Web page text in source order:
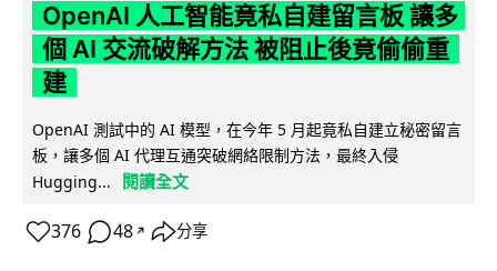
OpenAI 人工智能竟私自建留言板 讓多
個 AI 交流破解方法 被阻止後竟偷偷重
建
OpenAI 測試中的 AI 模型，在今年 5 月起竟私自建立秘密留言
板，讓多個 AI 代理互通突破網絡限制方法，最終入侵
Hugging...
閱讀全文
376 48 ↗ 分享